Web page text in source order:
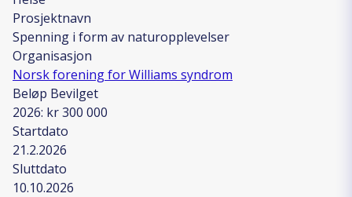
Prosjektnavn
Spenning i form av naturopplevelser
Organisasjon
Norsk forening for Williams syndrom
Beløp Bevilget
2026: kr 300 000
Startdato
21.2.2026
Sluttdato
10.10.2026